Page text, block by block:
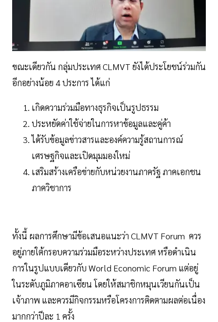
ขณะเดียวกัน กลุ่มประเทศ CLMVT ยังได้ประโยชน์ร่วมกัน
อีกอย่างน้อย 4 ประการ ได้แก่
เกิดความร่วมมือทางธุรกิจเป็นรูปธรรม
ประหยัดค่าใช้จ่ายในการหาข้อมูลและคู่ค้า
ได้รับข้อมูลข่าวสารและองค์ความรู้สถานการณ์
เศรษฐกิจและเปิดมุมมองใหม่
เสริมสร้างเครือข่ายกับหน่วยงานภาครัฐ ภาคเอกชน
ภาควิชาการ
ทั้งนี้ ผลการศึกษามีข้อเสนอแนะว่า CLMVT Forum ควร
อยู่ภายใต้กรอบความร่วมมือระหว่างประเทศ หรือดำเนิน
การในรูปแบบเดียวกับ World Economic Forum แต่อยู่
ในระดับภูมิภาคอาเซียน โดยให้สมาชิกหมุนเวียนกันเป็น
เจ้าภาพ และควรมีกิจกรรมหรือโครงการติดตามผลต่อเนื่อง
มากกว่าปีละ 1 ครั้ง